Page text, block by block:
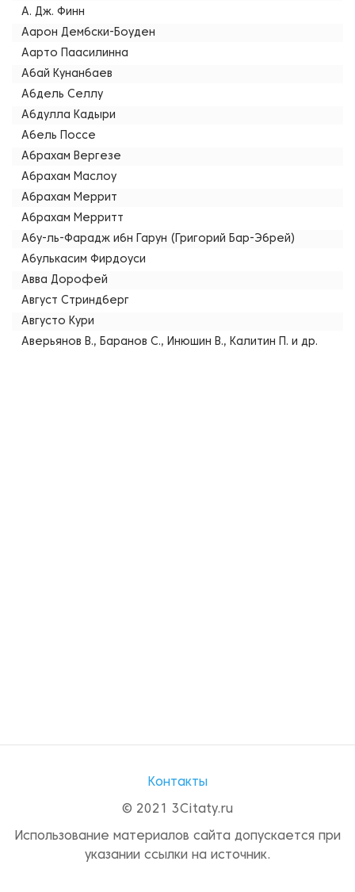
А. Дж. Финн
Аарон Дембски-Боуден
Аарто Паасилинна
Абай Кунанбаев
Абдель Селлу
Абдулла Кадыри
Абель Поссе
Абрахам Вергезе
Абрахам Маслоу
Абрахам Меррит
Абрахам Мерритт
Абу-ль-Фарадж ибн Гарун (Григорий Бар-Эбрей)
Абулькасим Фирдоуси
Авва Дорофей
Август Стриндберг
Августо Кури
Аверьянов В., Баранов С., Инюшин В., Калитин П. и др.
Контакты
© 2021 3Citaty.ru
Использование материалов сайта допускается при
указании ссылки на источник.